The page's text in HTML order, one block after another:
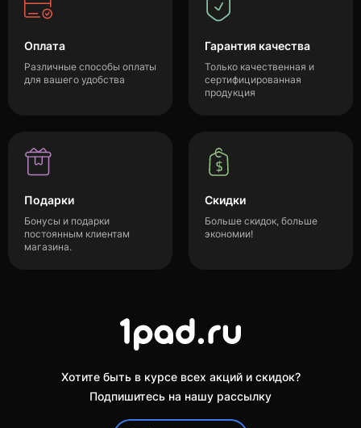
Оплата
Различные способы оплаты
для вашего удобства
Гарантия качества
Только качественная и
сертифицированная
продукция
Подарки
Бонусы и подарки
постоянным клиентам
магазина.
Скидки
Больше скидок, больше
экономии!
Хотите быть в курсе всех акций и скидок?
Подпишитесь на нашу рассылку